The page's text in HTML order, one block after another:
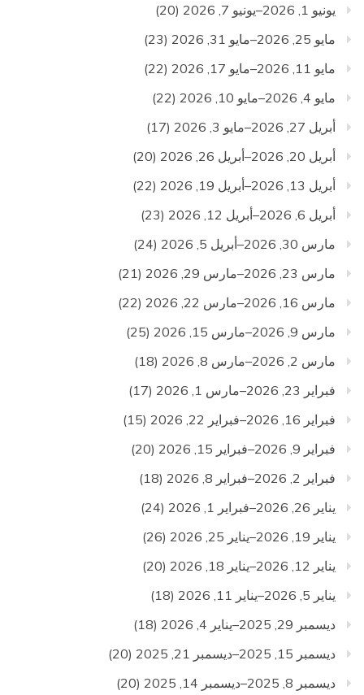
يونيو 1, 2026–يونيو 7, 2026
(20)
مايو 25, 2026–مايو 31, 2026
(23)
مايو 11, 2026–مايو 17, 2026
(22)
مايو 4, 2026–مايو 10, 2026
(22)
أبريل 27, 2026–مايو 3, 2026
(17)
أبريل 20, 2026–أبريل 26, 2026
(20)
أبريل 13, 2026–أبريل 19, 2026
(22)
أبريل 6, 2026–أبريل 12, 2026
(23)
مارس 30, 2026–أبريل 5, 2026
(24)
مارس 23, 2026–مارس 29, 2026
(21)
مارس 16, 2026–مارس 22, 2026
(22)
مارس 9, 2026–مارس 15, 2026
(25)
مارس 2, 2026–مارس 8, 2026
(18)
فبراير 23, 2026–مارس 1, 2026
(17)
فبراير 16, 2026–فبراير 22, 2026
(15)
فبراير 9, 2026–فبراير 15, 2026
(20)
فبراير 2, 2026–فبراير 8, 2026
(18)
يناير 26, 2026–فبراير 1, 2026
(24)
يناير 19, 2026–يناير 25, 2026
(26)
يناير 12, 2026–يناير 18, 2026
(20)
يناير 5, 2026–يناير 11, 2026
(18)
ديسمبر 29, 2025–يناير 4, 2026
(18)
ديسمبر 15, 2025–ديسمبر 21, 2025
(20)
ديسمبر 8, 2025–ديسمبر 14, 2025
(20)